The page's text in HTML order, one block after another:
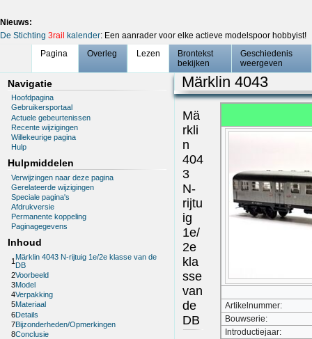
Nieuws:
De Stichting 3rail kalender: Een aanrader voor elke actieve modelspoor hobbyist!
Pagina
Overleg Lezen
Brontekst
bekijken
Geschiedenis
weergeven
Navigatie
Hoofdpagina
Gebruikersportaal
Actuele gebeurtenissen
Recente wijzigingen
Willekeurige pagina
Hulp
Hulpmiddelen
Verwijzingen naar deze pagina
Gerelateerde wijzigingen
Speciale pagina's
Afdrukversie
Permanente koppeling
Paginagegevens
Inhoud
1 Märklin 4043 N-rijtuig 1e/2e klasse van de
DB
2Voorbeeld
3Model
4Verpakking
5Materiaal
6Details
7Bijzonderheden/Opmerkingen
8Conclusie
Märklin 4043
Artikelnummer:
Bouwserie:
Introductiejaar:
Mä
rkli
n
404
3
N-
rijtu
ig
1e/
2e
kla
sse
van
de
DB